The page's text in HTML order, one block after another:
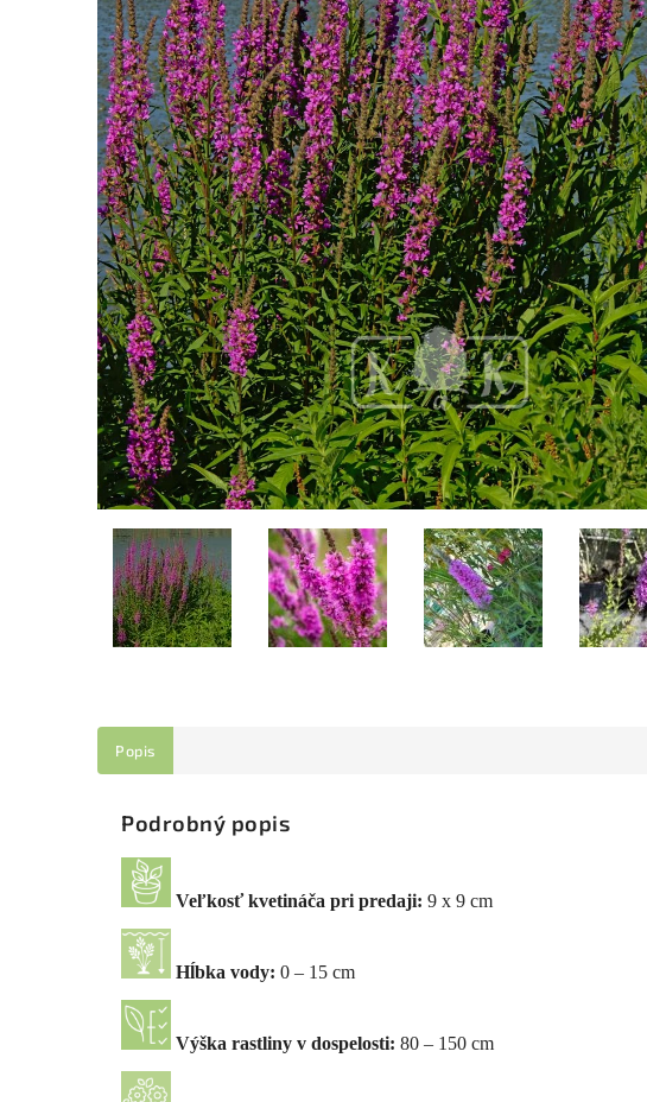
Popis
Podrobný popis
Veľkosť kvetináča pri predaji: 9 x 9 cm
Hĺbka vody: 0 – 15 cm
Výška rastliny v dospelosti: 80 – 150 cm